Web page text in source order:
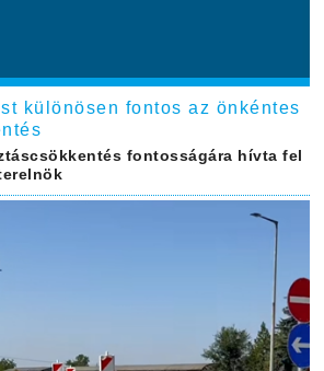
különösen fontos az önkéntes
fontosságára hívta fel